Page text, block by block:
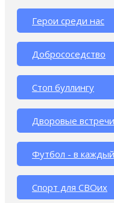
Герои среди нас
Добрососедство
Стоп буллингу
Дворовые встречи
Футбол - в
Спорт для СВОих